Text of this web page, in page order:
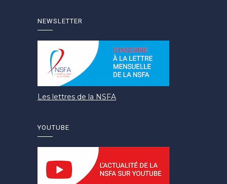
NEWSLETTER
Les lettres de la NSFA
YOUTUBE